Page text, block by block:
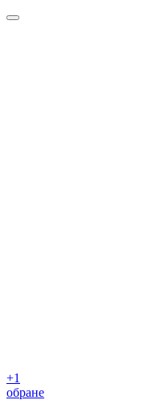
+1
обране